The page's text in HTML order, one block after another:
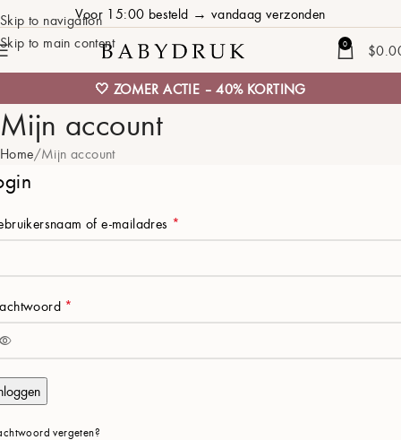
Skip to navigation
Skip to main content
Voor 15:00 besteld → vandaag verzonden
0 $
🤍 ZOMER ACTIE – 40% KORTING
Mijn account
Home Mijn account
of e-mailadres *
*
vergeten?